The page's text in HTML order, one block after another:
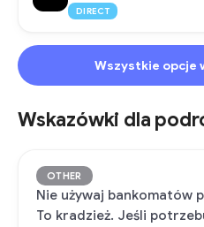
DIRECT
Wszystkie opcje
Wskazówki dla
OTHER
Nie używaj bankomatów
To kradzież. Jeśli